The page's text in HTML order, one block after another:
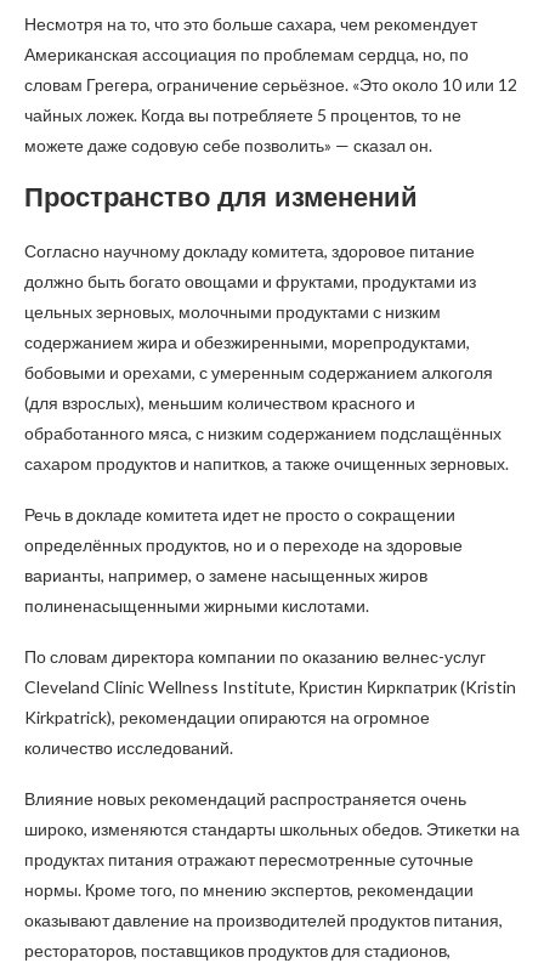
Несмотря на то, что это больше сахара, чем рекомендует
Американская ассоциация по проблемам сердца, но, по
словам Грегера, ограничение серьёзное. «Это около 10 или 12
чайных ложек. Когда вы потребляете 5 процентов, то не
можете даже содовую себе позволить» — сказал он.
Пространство для изменений
Согласно научному докладу комитета, здоровое питание
должно быть богато овощами и фруктами, продуктами из
цельных зерновых, молочными продуктами с низким
содержанием жира и обезжиренными, морепродуктами,
бобовыми и орехами, с умеренным содержанием алкоголя
(для взрослых), меньшим количеством красного и
обработанного мяса, с низким содержанием подслащённых
сахаром продуктов и напитков, а также очищенных зерновых.
Речь в докладе комитета идет не просто о сокращении
определённых продуктов, но и о переходе на здоровые
варианты, например, о замене насыщенных жиров
полиненасыщенными жирными кислотами.
По словам директора компании по оказанию велнес-услуг
Cleveland Clinic Wellness Institute, Кристин Киркпатрик (Kristin
Kirkpatrick), рекомендации опираются на огромное
количество исследований.
Влияние новых рекомендаций распространяется очень
широко, изменяются стандарты школьных обедов. Этикетки на
продуктах питания отражают пересмотренные суточные
нормы. Кроме того, по мнению экспертов, рекомендации
оказывают давление на производителей продуктов питания,
рестораторов, поставщиков продуктов для стадионов,